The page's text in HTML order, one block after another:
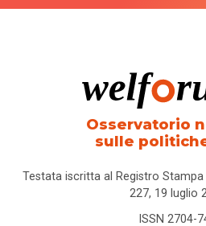
Osservatorio
sulle
Testata iscritta al Registro Stampa
227, 19 luglio
ISSN 2704-